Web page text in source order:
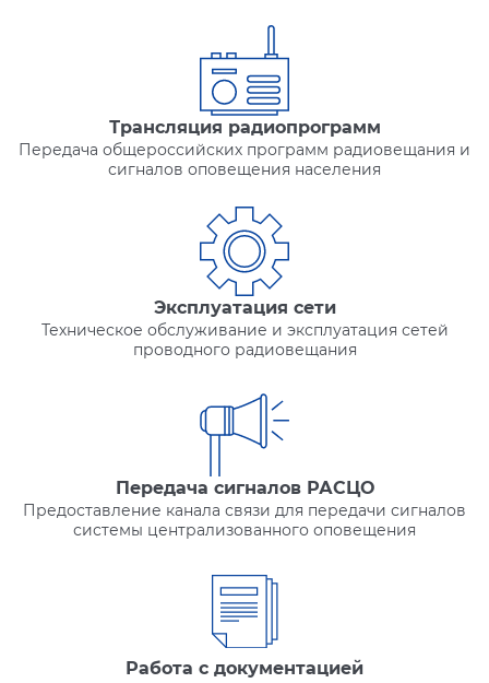
Трансляция радиопрограмм
Передача общероссийских программ радиовещания и
сигналов оповещения населения
Эксплуатация сети
Техническое обслуживание и эксплуатация сетей
проводного радиовещания
Передача сигналов РАСЦО
Предоставление канала связи для передачи сигналов
системы централизованного оповещения
Работа с документацией